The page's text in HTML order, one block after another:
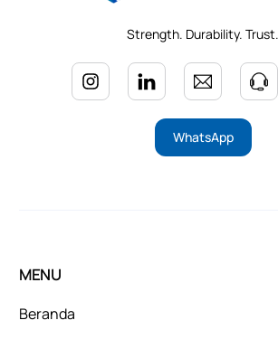
Strength. Durability. Trust.
WhatsApp
MENU
Beranda